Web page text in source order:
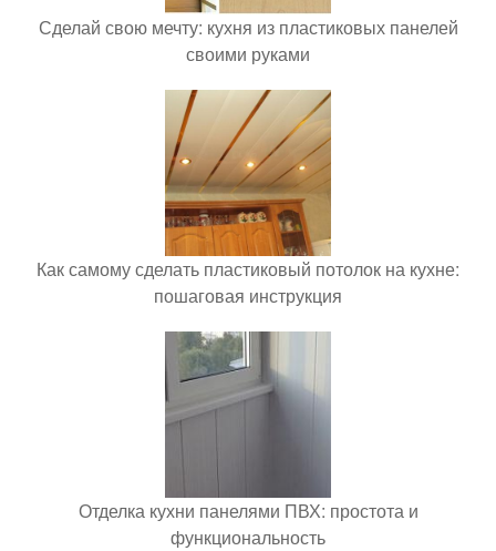
Сделай свою мечту: кухня из пластиковых панелей
своими руками
Как самому сделать пластиковый потолок на кухне:
пошаговая инструкция
Отделка кухни панелями ПВХ: простота и
функциональность